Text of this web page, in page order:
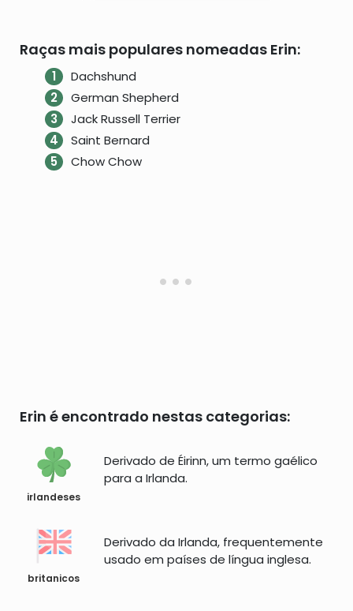
Raças mais populares nomeadas Erin:
Dachshund
German Shepherd
Jack Russell Terrier
Saint Bernard
Chow Chow
Erin é encontrado nestas categorias:
irlandeses
Derivado de Éirinn, um termo gaélico
para a Irlanda.
britanicos
Derivado da Irlanda, frequentemente
usado em países de língua inglesa.